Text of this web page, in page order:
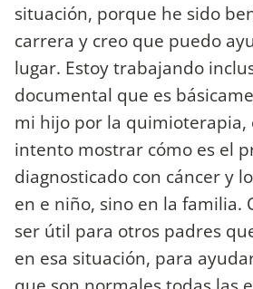
situación, porque he sido
carrera y creo que puedo
lugar. Estoy trabajando
documental que es
mi hijo por la quimioterapia,
intento mostrar cómo es el
diagnosticado con cáncer y
en e niño, sino en la familia.
ser útil para otros padres
en esa situación, para